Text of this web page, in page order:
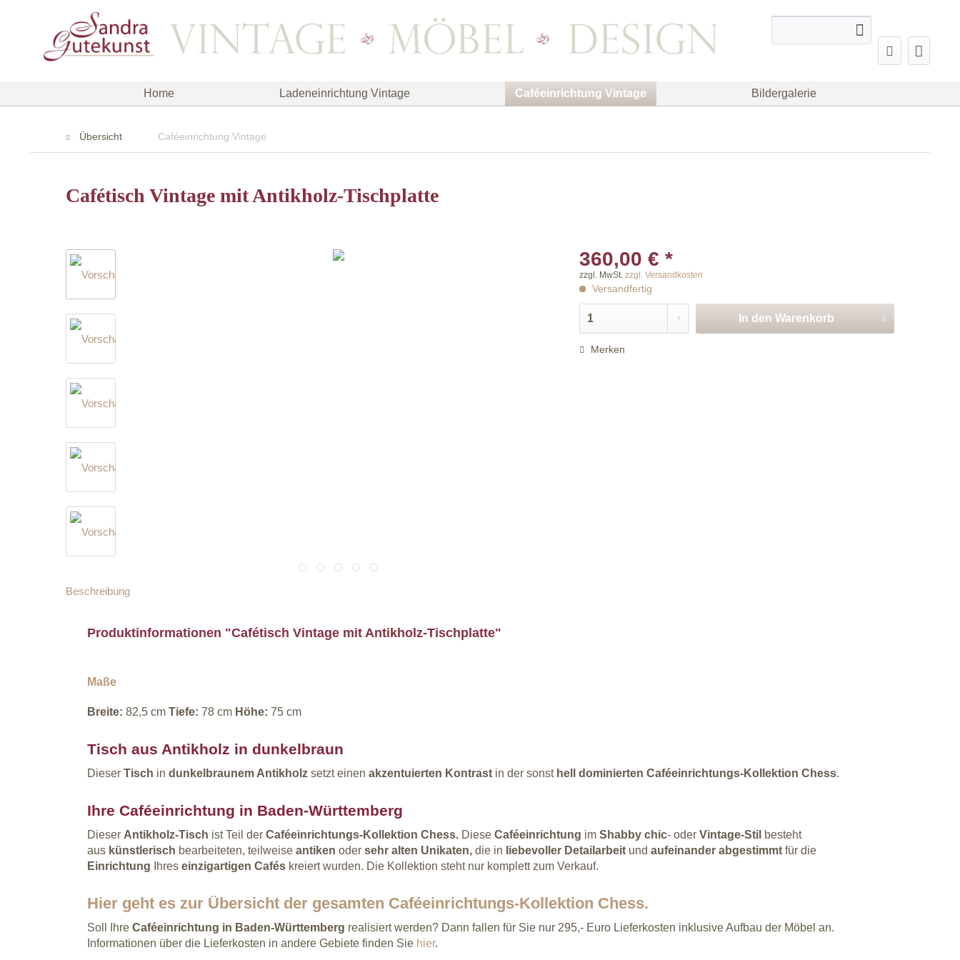
Home Ladeneinrichtung Vintage Caféeinrichtung Vintage Bildergalerie
Übersicht Caféeinrichtung Vintage
Cafétisch Vintage mit Antikholz-Tischplatte
360,00 € *
zzgl. MwSt.zzgl. Versandkosten
Versandfertig
In den Warenkorb
Merken
Beschreibung
Produktinformationen "Cafétisch Vintage mit Antikholz-Tischplatte"
Maße
Breite: 82,5 cm Tiefe: 78 cm Höhe: 75 cm
Tisch aus Antikholz in dunkelbraun
Dieser Tisch in dunkelbraunem Antikholz setzt einen akzentuierten Kontrast in der sonsthell dominierten Caféeinrichtungs-Kollektion Chess.
Ihre Caféeinrichtung in Baden-Württemberg
Dieser Antikholz-Tisch ist Teil der Caféeinrichtungs-Kollektion Chess. Diese Caféeinrichtung im Shabby chic- oder Vintage-Stil besteht
aus künstlerisch bearbeiteten, teilweise antiken oder sehr alten Unikaten, die in liebevoller Detailarbeit und aufeinander abgestimmt für die
Einrichtung Ihres einzigartigen Cafés kreiert wurden. Die Kollektion steht nur komplett zum Verkauf.
Hier geht es zur Übersicht der gesamten Caféeinrichtungs-Kollektion Chess.
Soll Ihre Caféeinrichtung in Baden-Württemberg realisiert werden? Dann fallen für Sie nur 295,- Euro Lieferkosten inklusive Aufbau der Möbel an.
Informationen über die Lieferkosten in andere Gebiete finden Sie hier.